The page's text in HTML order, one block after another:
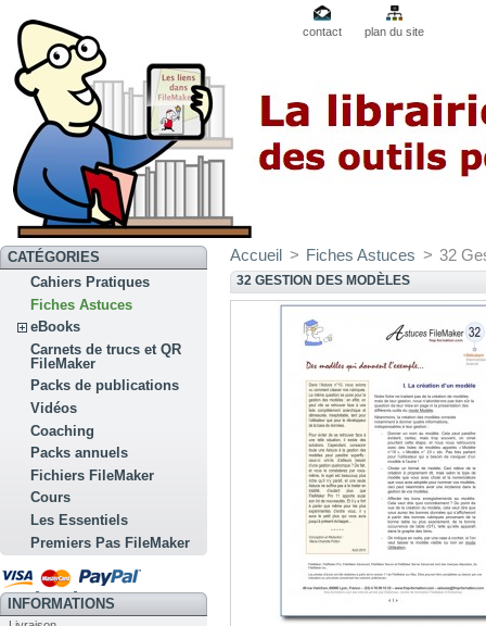
contact plan du site
CATÉGORIES
Cahiers Pratiques
Fiches Astuces
eBooks
Carnets de trucs et QR
FileMaker
Packs de publications
Vidéos
Coaching
Packs annuels
Fichiers FileMaker
Cours
Les Essentiels
Premiers Pas FileMaker
INFORMATIONS
Accueil > Fiches Astuces > 32
32 GESTION DES MODÈLES